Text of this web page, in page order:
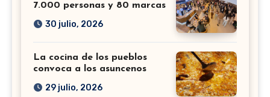
7.000 personas y 80 marcas
30 julio, 2026
La cocina de los pueblos
convoca a los asuncenos
29 julio, 2026